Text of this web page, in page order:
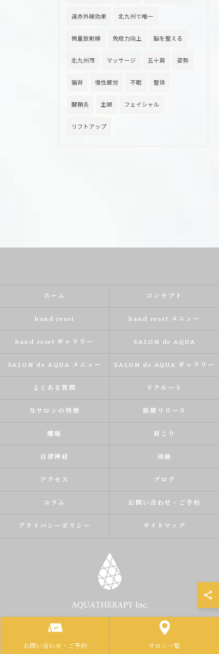
遠赤外線効果 北九州で唯一
微量放射線 免疫力向上 脳を整える
北九州市 マッサージ 五十肩 姿勢
猫背 慢性疲労 不眠 整体
腱鞘炎 主婦 フェイシャル
リフトアップ
お問い合わせ・ご予約 サロン一覧
ホーム コンセプト
hand reset hand reset メニュー
hand reset ギャラリー SALON de AQUA
SALON de AQUA メニュー SALON de AQUA ギャラリー
よくある質問 リクルート
当サロンの特徴 筋膜リリース
腰痛 肩こり
自律神経 頭痛
アクセス ブログ
コラム お問い合わせ・ご予約
プライバシーポリシー サイトマップ
© 2026 福岡県北九州市のマッサージなら株式会社アクアテラピー ALL RIGHTS
RESERVED.